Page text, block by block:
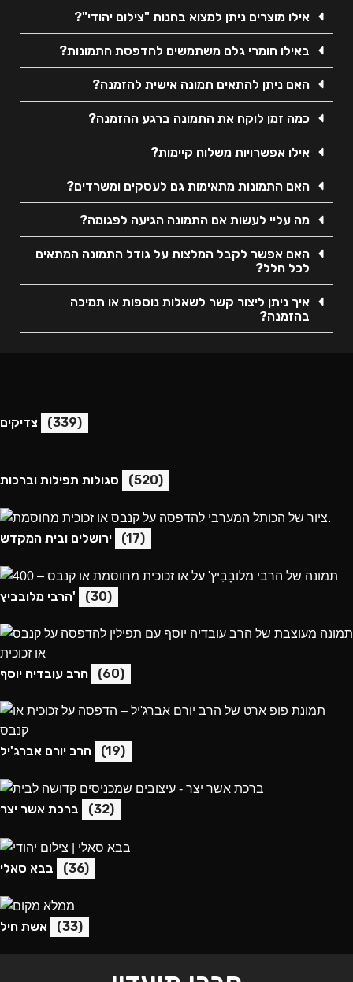
אילו מוצרים ניתן למצוא בחנות "צילום יהודי"?
באילו חומרי גלם משתמשים להדפסת התמונות?
האם ניתן להתאים תמונה אישית להזמנה?
כמה זמן לוקח את התמונה ברגע ההזמנה?
אילו אפשרויות משלוח קיימות?
האם התמונות מתאימות גם לעסקים ומשרדים?
מה עליי לעשות אם התמונה הגיעה לפגומה?
האם אפשר לקבל המלצות על גודל התמונה המתאים
לכל חלל?
איך ניתן ליצור קשר לשאלות נוספות או תמיכה
בהזמנה?
(339)
(520)
(17)
הרבי מלובביץ' (30)
(60)
(19)
(32)
(36)
(33)